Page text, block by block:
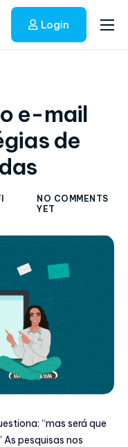
Login
e-mail
de
NO COMMENTS
YET
‘‘mas será que
As pesquisas nos